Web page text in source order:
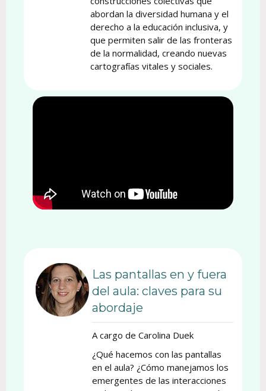
abordan la diversidad humana y el
derecho a la educación inclusiva, y
que permiten salir de las fronteras
de la normalidad, creando nuevas
cartografías vitales y sociales.
Las pantallas en y fuera
del aula: claves para su
abordaje
A cargo de Carolina Duek
¿Qué hacemos con las pantallas
en el aula? ¿Cómo manejamos los
emergentes de las interacciones